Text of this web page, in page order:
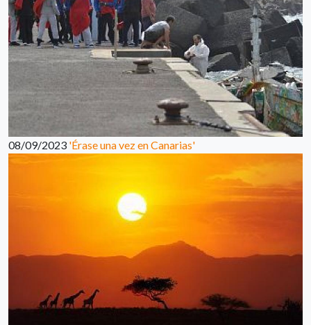
08/09/2023 'Érase una vez en Canarias'